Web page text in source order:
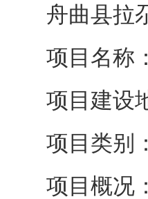
舟曲县拉
项目名称
项目建设
项目类别
项目概况